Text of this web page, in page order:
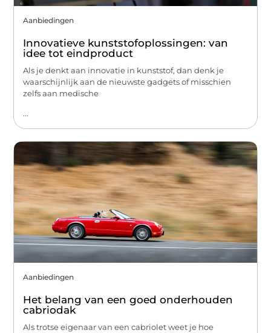
Aanbiedingen
Innovatieve kunststofoplossingen: van
idee tot eindproduct
Als je denkt aan innovatie in kunststof, dan denk je
waarschijnlijk aan de nieuwste gadgets of misschien
zelfs aan medische
...
Aanbiedingen
Het belang van een goed onderhouden
cabriodak
Als trotse eigenaar van een cabriolet weet je hoe